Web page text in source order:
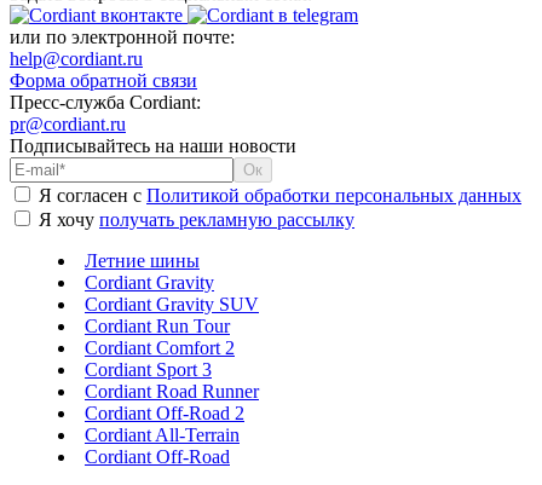
или по электронной почте:
help@cordiant.ru
Форма обратной связи
Пресс-служба Cordiant:
pr@cordiant.ru
Подписывайтесь на наши новости
Я согласен с Политикой обработки персональных данных
Я хочу получать рекламную рассылку
Летние шины
Cordiant Gravity
Cordiant Gravity SUV
Cordiant Run Tour
Cordiant Comfort 2
Cordiant Sport 3
Cordiant Road Runner
Cordiant Off-Road 2
Cordiant All-Terrain
Cordiant Off-Road